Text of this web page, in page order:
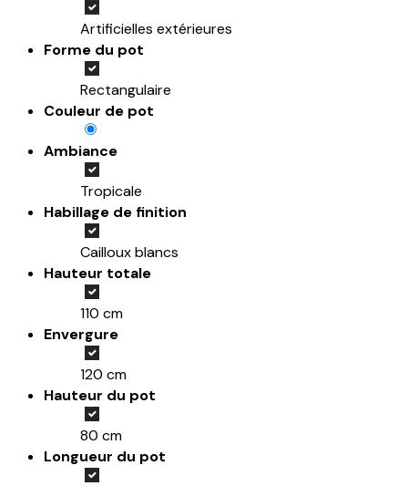
Artificielles extérieures
Forme du pot
Rectangulaire
Couleur de pot
Ambiance
Tropicale
Habillage de finition
Cailloux blancs
Hauteur totale
110 cm
Envergure
120 cm
Hauteur du pot
80 cm
Longueur du pot